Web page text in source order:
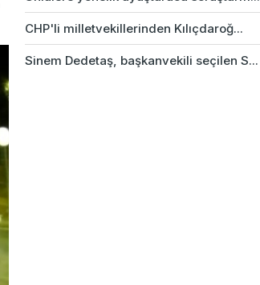
CHP'li milletvekillerinden Kılıçdaroğ...
Sinem Dedetaş, başkanvekili seçilen S...